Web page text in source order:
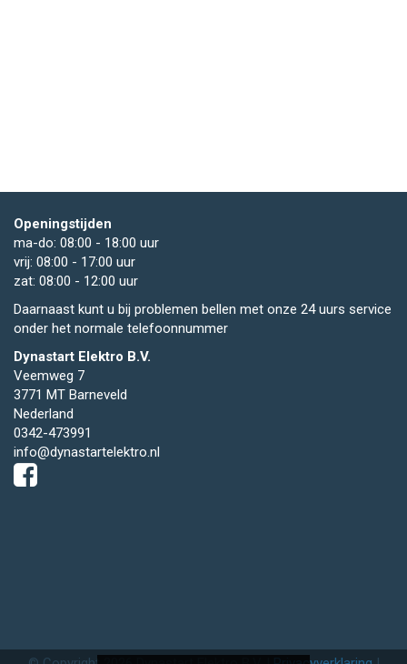
Openingstijden
ma-do: 08:00 - 18:00 uur
vrij: 08:00 - 17:00 uur
zat: 08:00 - 12:00 uur
Daarnaast kunt u bij problemen bellen met onze 24 uurs service
onder het normale telefoonnummer
Dynastart Elektro B.V.
Veemweg 7
3771 MT Barneveld
Nederland
0342-473991
info@dynastartelektro.nl